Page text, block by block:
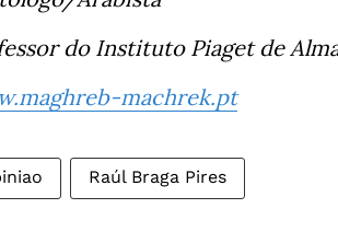
do Instituto Piaget de
machrek.pt
Raúl Braga Pires